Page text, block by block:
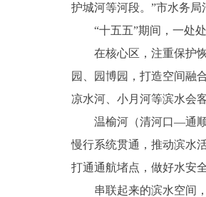
护城河等河段。”市水务
“十五五”期间，一处处
在核心区，注重保护恢
园、园博园，打造空间融
凉水河、小月河等滨水会
温榆河（清河口—通顺
慢行系统贯通，推动滨水
打通通航堵点，做好水安
串联起来的滨水空间，